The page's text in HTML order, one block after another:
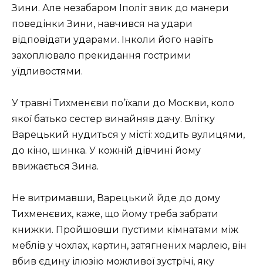
Зини. Але незабаром Іполіт звик до манери
поведінки Зини, навчився на удари
відповідати ударами. Інколи його навіть
захоплювало прекидання гострими
уїдливостями.
У травні Тихменєви по’їхали до Москви, коло
якої батько сестер винайняв дачу. Влітку
Варецький нудиться у місті: ходить вулицями,
до кіно, шинка. У кожній дівчині йому
ввижається Зина.
Не витримавши, Варецький йде до дому
Тихменєвих, каже, що йому треба забрати
книжки. Пройшовши пустими кімнатами між
меблів у чохлах, картин, затягнених марлею, він
вбив єдину ілюзію можливої зустрічі, яку